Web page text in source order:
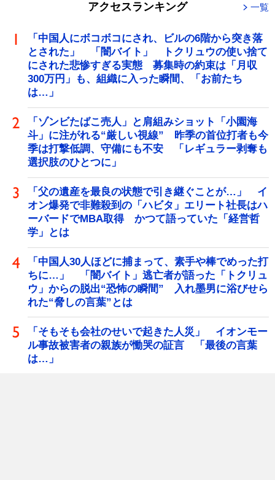
アクセスランキング 一覧
「中国人にボコボコにされ、ビルの6階から突き落
とされた」 「闇バイト」 トクリュウの使い捨て
にされた悲惨すぎる実態 募集時の約束は「月収
300万円」も、組織に入った瞬間、「お前たち
は…」
「ゾンビたばこ売人」と肩組みショット「小園海
斗」に注がれる“厳しい視線” 昨季の首位打者も今
季は打撃低調、守備にも不安 「レギュラー剥奪も
選択肢のひとつに」
「父の遺産を最良の状態で引き継ぐことが…」 イ
オン爆発で非難殺到の「ハビタ」エリート社長はハ
ーバードでMBA取得 かつて語っていた「経営哲
学」とは
「中国人30人ほどに捕まって、素手や棒でめった打
ちに…」 「闇バイト」逃亡者が語った「トクリュ
ウ」からの脱出“恐怖の瞬間” 入れ墨男に浴びせら
れた“脅しの言葉”とは
「そもそも会社のせいで起きた人災」 イオンモー
ル事故被害者の親族が慟哭の証言 「最後の言葉
は…」